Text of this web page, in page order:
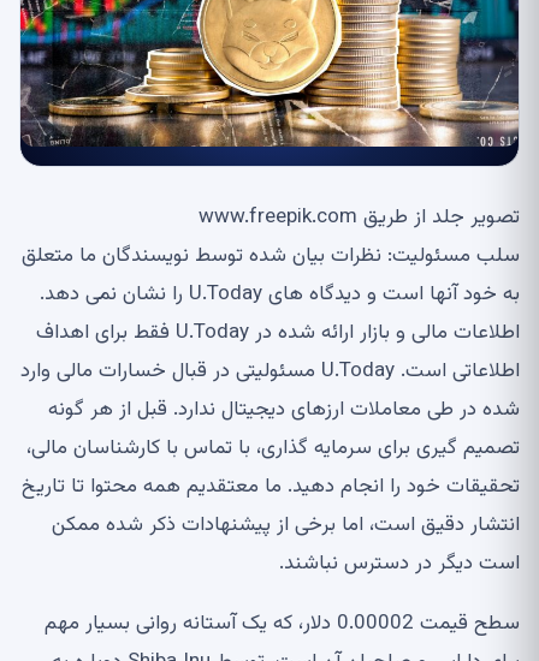
تصویر جلد از طریق www.freepik.com
سلب مسئولیت: نظرات بیان شده توسط نویسندگان ما متعلق
به خود آنها است و دیدگاه های U.Today را نشان نمی دهد.
اطلاعات مالی و بازار ارائه شده در U.Today فقط برای اهداف
اطلاعاتی است. U.Today مسئولیتی در قبال خسارات مالی وارد
شده در طی معاملات ارزهای دیجیتال ندارد. قبل از هر گونه
تصمیم گیری برای سرمایه گذاری، با تماس با کارشناسان مالی،
تحقیقات خود را انجام دهید. ما معتقدیم همه محتوا تا تاریخ
انتشار دقیق است، اما برخی از پیشنهادات ذکر شده ممکن
است دیگر در دسترس نباشند.
سطح قیمت 0.00002 دلار، که یک آستانه روانی بسیار مهم